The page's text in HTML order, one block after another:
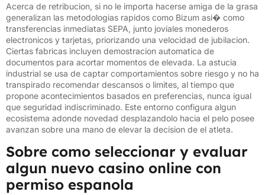
Acerca de retribucion, si no le importa hacerse amiga de la grasa
generalizan las metodologias rapidos como Bizum asi� como
transferencias inmediatas SEPA, junto joviales monederos
electronicos y tarjetas, priorizando una velocidad de jubilacion.
Ciertas fabricas incluyen demostracion automatica de
documentos para acortar momentos de elevada. La astucia
industrial se usa de captar comportamientos sobre riesgo y no ha
transpirado recomendar descansos o limites, al tiempo que
propone acontecimientos basados en preferencias, nunca igual
que seguridad indiscriminado. Este entorno configura algun
ecosistema adonde novedad desplazandolo hacia el pelo posee
avanzan sobre una mano de elevar la decision de el atleta.
Sobre como seleccionar y evaluar
algun nuevo casino online con
permiso espanola